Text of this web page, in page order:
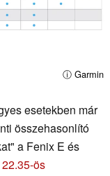
ⓘ Garmin
esetekben már
összehasonlító
a Fenix E és
ös